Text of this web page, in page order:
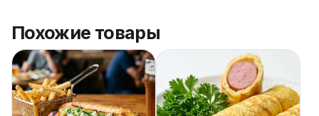
Похожие товары